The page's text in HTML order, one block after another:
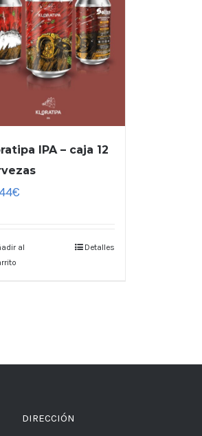
IPA – caja 12
€
al
Detalles
DIRECCIÓN